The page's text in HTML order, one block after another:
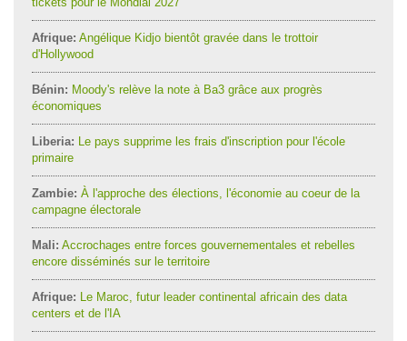
Afrique: Angélique Kidjo bientôt gravée dans le trottoir
d'Hollywood
Bénin: Moody's relève la note à Ba3 grâce aux progrès
économiques
Liberia: Le pays supprime les frais d'inscription pour l'école
primaire
Zambie: À l'approche des élections, l'économie au coeur de la
campagne électorale
Mali: Accrochages entre forces gouvernementales et rebelles
encore disséminés sur le territoire
Afrique: Le Maroc, futur leader continental africain des data
centers et de l'IA